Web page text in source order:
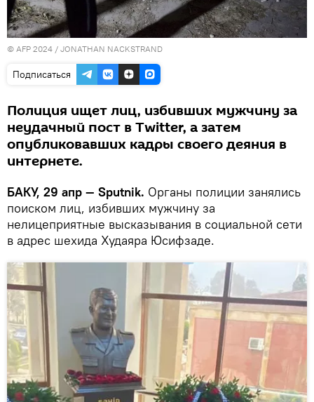
© AFP 2024 / JONATHAN NACKSTRAND
Подписаться
Полиция ищет лиц, избивших мужчину за
неудачный пост в Twitter, а затем
опубликовавших кадры своего деяния в
интернете.
БАКУ, 29 апр — Sputnik. Органы полиции занялись
поиском лиц, избивших мужчину за
нелицеприятные высказывания в социальной сети
в адрес шехида Худаяра Юсифзаде.